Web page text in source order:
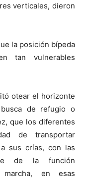
verticales, dieron
la posición bípeda
tan vulnerables
otear el horizonte
de refugio o
que los diferentes
de transportar
sus crías, con las
de la función
en esas